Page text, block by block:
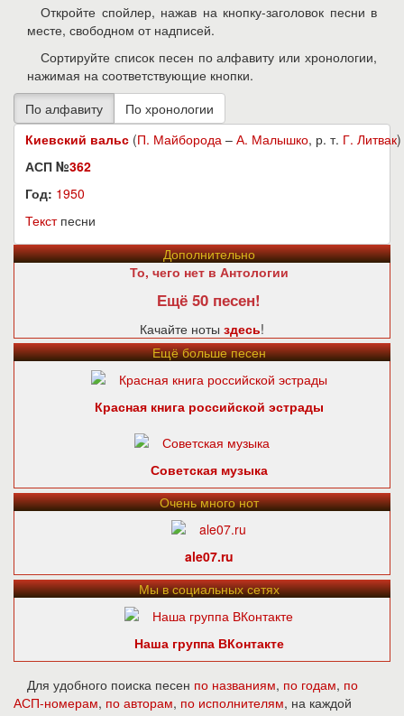
Откройте спойлер, нажав на кнопку-заголовок песни в
месте, свободном от надписей.
Сортируйте список песен по алфавиту или хронологии,
нажимая на соответствующие кнопки.
Киевский вальс (П. Майборода – А. Малышко, р. т. Г. Литвак)
АСП №362
Год: 1950
Текстпесни
Дополнительно
То, чего нет в Антологии
Ещё 50 песен!
Качайте ноты здесь!
Ещё больше песен
Красная книга российской эстрады
Советская музыка
Очень много нот
ale07.ru
Мы в социальных сетях
Наша группа ВКонтакте
Для удобного поиска песен по названиям, по годам, по
АСП-номерам, по авторам, по исполнителям, на каждой